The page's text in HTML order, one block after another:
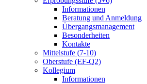
Informationen
Beratung und Anmeldung
Übergangsmanagement
Besonderheiten
Kontakte
Mittelstufe (7-10)
Oberstufe (EF-Q2)
Kollegium
Informationen